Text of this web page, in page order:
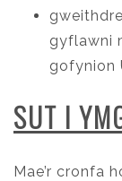
gyflawni
gofynion
SUT I
Mae’r cronfa